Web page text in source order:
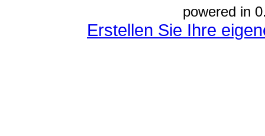
powered in
Erstellen Sie Ihre